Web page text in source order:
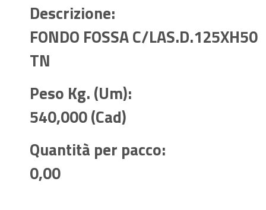
Descrizione:
FONDO FOSSA C/LAS.D.125XH50
TN
Peso Kg. (Um):
540,000 (Cad)
Quantità per pacco:
0,00